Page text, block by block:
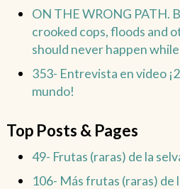
ON THE WRONG PATH.
crooked cops, floods and
should never happen
353- Entrevista en video
mundo!
Top Posts & Pages
49- Frutas (raras) de la
106- Más frutas (raras) de